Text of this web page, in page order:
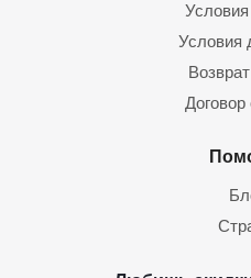
Условия